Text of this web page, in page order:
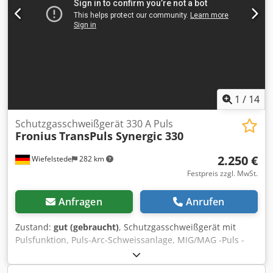
Schwerlastregale auf uns aufmerksam wurden oder ein
Schwerlastregal verzinkt / Regalsystem Schwerlast suchen
1 / 14
Wiefelstede 282 km
Schutzgasschweißgerät 330 A Puls
FroniusTransPuls Synergic 330
2.250 €
Festpreis zzgl. MwSt.
Anfragen Anrufen
Zustand: gut (gebraucht), Schutzgasschweißgerät mit
Pulsfunktion, Puls-Arc-Schweissanlage, MIG/MAG -Puls -
Schweißanlage Dedod I U Dwspfx Aldokr -mit: 3 Stück
Schlauchpakete (1x Alu, 1x VA, 1x Stahl) -max.